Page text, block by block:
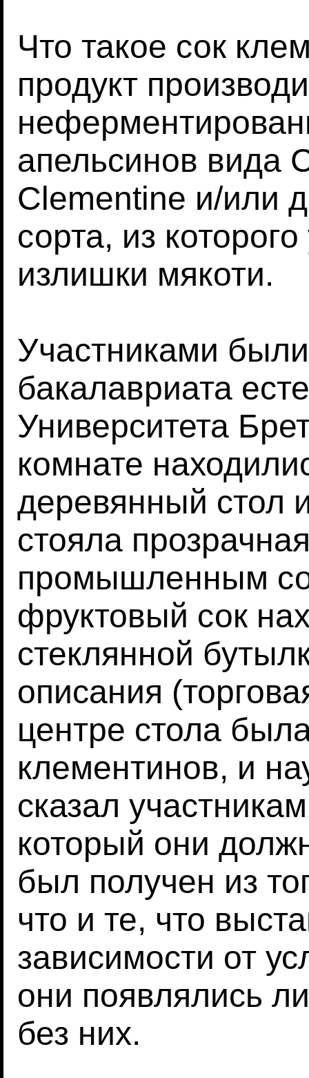
Что такое сок
продукт
апельсинов вида
Clementine и/или
сорта, из
излишки мякоти.
Участниками
бакалавриата
Университета
комнате
деревянный стол
стояла
промышленным
фруктовый сок
стеклянной
описания
центре стола
клементинов, и
сказал
который они
был получен из
что и те, что
зависимости от
они появлялись
без них.